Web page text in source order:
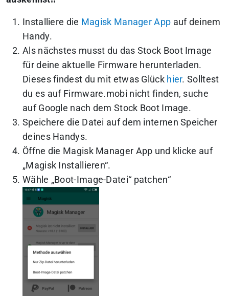
Installiere die Magisk Manager App auf deinem
Handy.
Als nächstes musst du das Stock Boot Image
für deine aktuelle Firmware herunterladen.
Dieses findest du mit etwas Glück hier. Solltest
du es auf Firmware.mobi nicht finden, suche
auf Google nach dem Stock Boot Image.
Speichere die Datei auf dem internen Speicher
deines Handys.
Öffne die Magisk Manager App und klicke auf
„Magisk Installieren“.
Wähle „Boot-Image-Datei“ patchen“